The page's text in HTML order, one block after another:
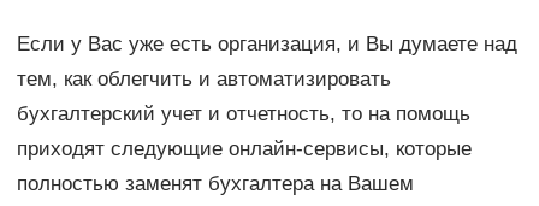
Если у Вас уже есть организация, и Вы думаете над
тем, как облегчить и автоматизировать
бухгалтерский учет и отчетность, то на помощь
приходят следующие онлайн-сервисы, которые
полностью заменят бухгалтера на Вашем